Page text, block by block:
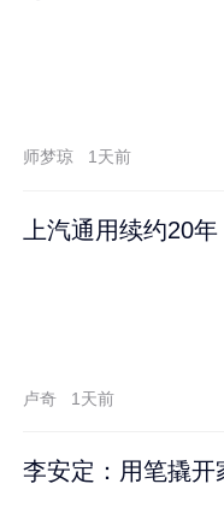
师梦琼 1天前
上汽通用续约20
卢奇 1天前
李安定：用笔撬开